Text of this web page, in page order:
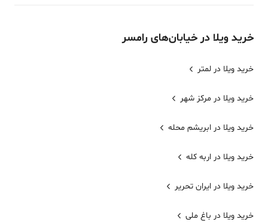
خرید ویلا در خیابان‌های رامسر
خرید ویلا در لمتر
خرید ویلا در مرکز شهر
خرید ویلا در ابریشم محله
خرید ویلا در اربه کله
خرید ویلا در ایران تحریر
خرید ویلا در باغ ملی